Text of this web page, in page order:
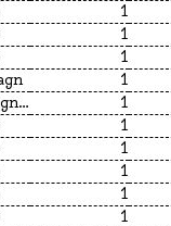
1
1
1
1
Bokvagn / 15 1
1
1
1
1
1